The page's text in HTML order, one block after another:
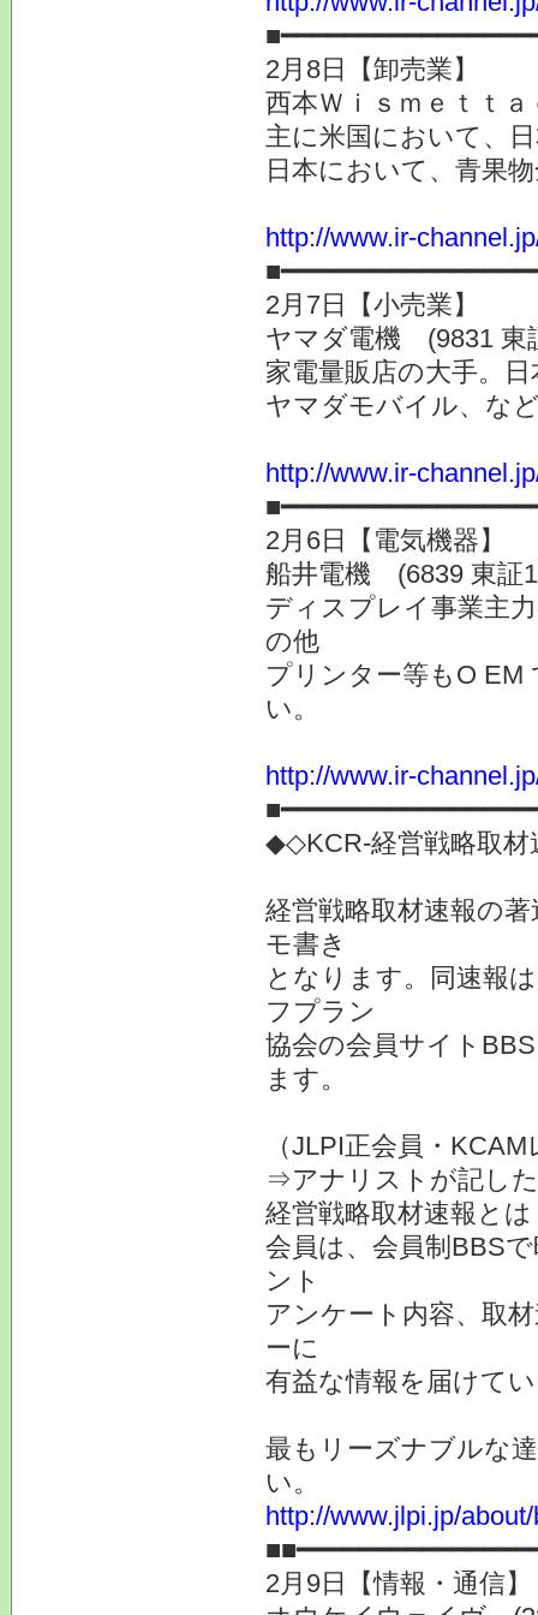
2月8日【卸売業】
西本Ｗｉｓｍｅｔｔ
主に米国において、
日本において、青果
http://www.ir-
2月7日【小売業】
ヤマダ電機 (9831 東
家電量販店の大手。
ヤマダモバイル、な
http://www.ir-
2月6日【電気機器】
船井電機 (6839 東証
ディスプレイ事業主
の他
プリンター等もO EM
い。
http://www.ir-
◆◇KCR-経営戦略取
経営戦略取材速報の
モ書き
となります。同速報
フプラン
協会の会員サイト
ます。
（JLPI正会員・
⇒アナリストが記し
経営戦略取材速報とは
会員は、会員制BBS
ント
アンケート内容、取
ーに
有益な情報を届けて
最もリーズナブルな
い。
http://www.jlpi.jp/
2月9日【情報・通信】